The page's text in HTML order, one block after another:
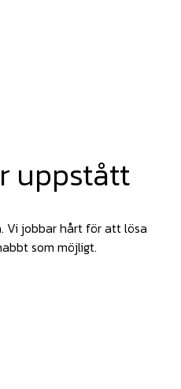
uppstått
Vi jobbar hårt för att lösa
som möjligt.